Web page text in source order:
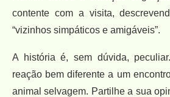
contente com a visita,
“vizinhos simpáticos e amigáveis”.
A história é, sem dúvida,
reação bem diferente a um
animal selvagem. Partilhe a sua